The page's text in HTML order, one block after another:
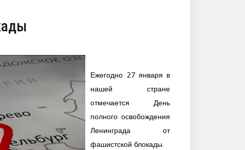
Ежегодно 27 января в
нашей стране
отмечается День
полного освобождения
Ленинграда от
фашистской блокады.